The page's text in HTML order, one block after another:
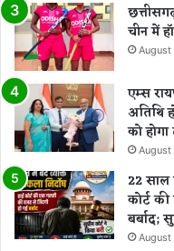
चीन में
August
एम्स
अतिथि
को होगा
22 साल
कोर्ट
बर्बाद;